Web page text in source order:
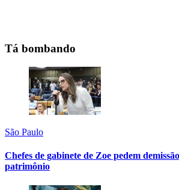
Tá bombando
São Paulo
Chefes de gabinete de Zoe pedem
patrimônio